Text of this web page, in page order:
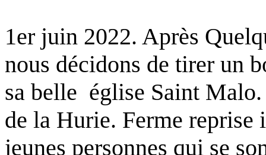
1er juin 2022. Après
nous décidons de tirer un
sa belle église Saint
de la Hurie. Ferme
jeunes personnes qui se